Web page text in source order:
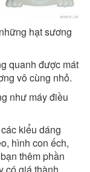
hạt sương
quanh được mát
vô cùng nhỏ.
như máy điều
kiểu dáng
hình con ếch,
thêm phần
có giá thành